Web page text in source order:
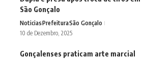
São Gonçalo
NoticiasPrefeituraSão Gonçalo
10 de Dezembro, 2025
Gonçalenses praticam arte marcial